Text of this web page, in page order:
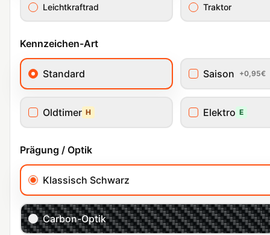
Leichtkraftrad Traktor
Kennzeichen-Art
Standard Saison +0,95€
Oldtimer H Elektro E
Prägung / Optik
Klassisch Schwarz
Carbon-Optik